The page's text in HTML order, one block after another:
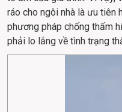
ráo cho ngôi nhà là ưu tiên
phương pháp chống thấm
phải lo lắng về tình trạng